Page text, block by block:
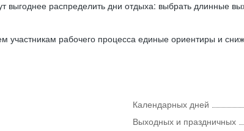
выгоднее распределить дни отдыха: выбрать длинные
участникам рабочего процесса единые ориентиры и
Календарных дней
Выходных и праздничных